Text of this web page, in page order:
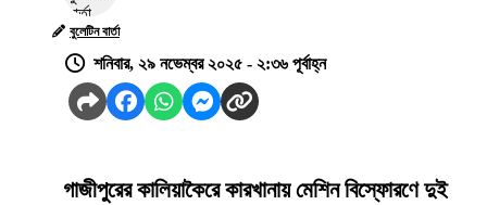
বুলেটিন বার্তা
শনিবার, ২৯ নভেম্বর ২০২৫ - ২:৩৬ পূর্বাহ্ন
গাজীপুরের কালিয়াকৈরে কারখানায় মেশিন বিস্ফোরণে দুই